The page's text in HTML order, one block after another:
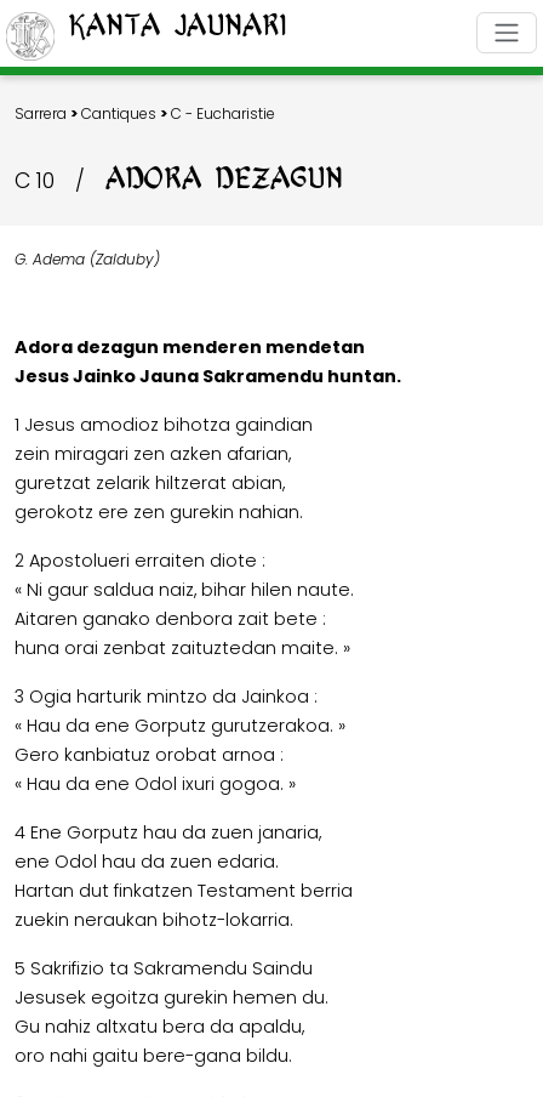
Kanta Jaunari
Sarrera >Cantiques >C - Eucharistie
C 10 / ADORA DEZAGUN
G. Adema (Zalduby)
Adora dezagun menderen mendetan
Jesus Jainko Jauna Sakramendu huntan.
1 Jesus amodioz bihotza gaindian
zein miragari zen azken afarian,
guretzat zelarik hiltzerat abian,
gerokotz ere zen gurekin nahian.
2 Apostolueri erraiten diote :
« Ni gaur saldua naiz, bihar hilen naute.
Aitaren ganako denbora zait bete :
huna orai zenbat zaituztedan maite. »
3 Ogia harturik mintzo da Jainkoa :
« Hau da ene Gorputz gurutzerakoa. »
Gero kanbiatuz orobat arnoa :
« Hau da ene Odol ixuri gogoa. »
4 Ene Gorputz hau da zuen janaria,
ene Odol hau da zuen edaria.
Hartan dut finkatzen Testament berria
zuekin neraukan bihotz-lokarria.
5 Sakrifizio ta Sakramendu Saindu
Jesusek egoitza gurekin hemen du.
Gu nahiz altxatu bera da apaldu,
oro nahi gaitu bere-gana bildu.